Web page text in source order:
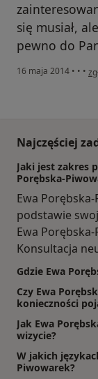
się musiał,
pewno do
16 maja 2014 • • • w
Najczęściej
Jaki jest zakres
Porębska-
Ewa
podstawie
Ewa
Konsultacja
Gdzie Ewa
Czy Ewa
konieczności
Jak Ewa
wizycie?
W jakich
Piwowarek?